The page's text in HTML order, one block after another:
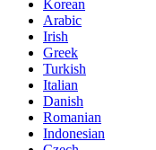
Korean
Arabic
Irish
Greek
Turkish
Italian
Danish
Romanian
Indonesian